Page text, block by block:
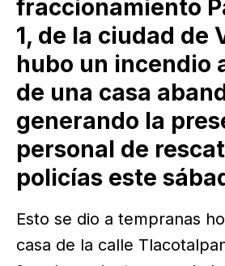
fraccionamiento
1, de la ciudad de
hubo un incendio
de una casa
generando la
personal de
policías este
Esto se dio a tempranas
casa de la calle